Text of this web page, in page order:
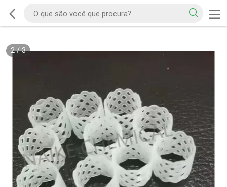
2/3